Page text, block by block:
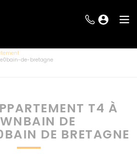
de-bretagne
T4 À
DE
DE BRETAGNE